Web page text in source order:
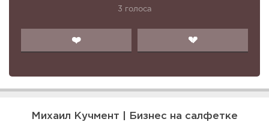
3 голоса
❤️ 💔
Михаил Кучмент | Бизнес на салфетке